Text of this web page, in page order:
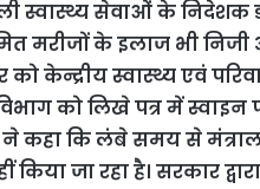
स्वास्थ्य सेवाओं के
मरीजों के इलाज भी
केन्द्रीय स्वास्थ्य एवं
को लिखे पत्र में
कहा कि लंबे समय से
किया जा रहा है। सरकार